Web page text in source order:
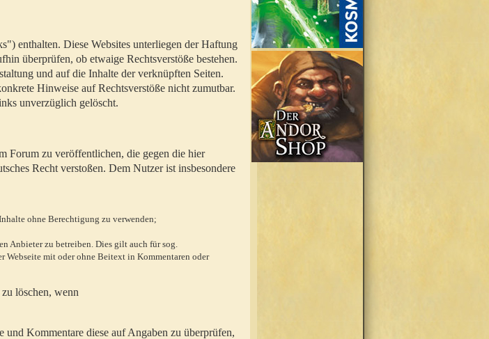
enthalten. Diese Websites unterliegen der Haftung
überprüfen, ob etwaige Rechtsverstöße bestehen.
und auf die Inhalte der verknüpften Seiten.
Hinweise auf Rechtsverstöße nicht zumutbar.
unverzüglich gelöscht.
Forum zu veröffentlichen, die gegen die hier
Recht verstoßen. Dem Nutzer ist insbesondere
ohne Berechtigung zu verwenden;
Anbieter zu betreiben. Dies gilt auch für sog.
Webseite mit oder ohne Beitext in Kommentaren oder
löschen, wenn
Kommentare diese auf Angaben zu überprüfen,